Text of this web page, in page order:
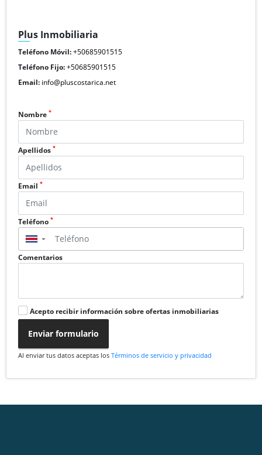
Plus Inmobiliaria
Teléfono Móvil:+50685901515
Teléfono Fijo:+50685901515
Email: info@pluscostarica.net
Nombre *
Apellidos *
Email *
Teléfono *
▼
Comentarios
Acepto recibir información sobre ofertas inmobiliarias
Enviar formulario
Al enviar tus datos aceptas los Términos de servicio y privacidad